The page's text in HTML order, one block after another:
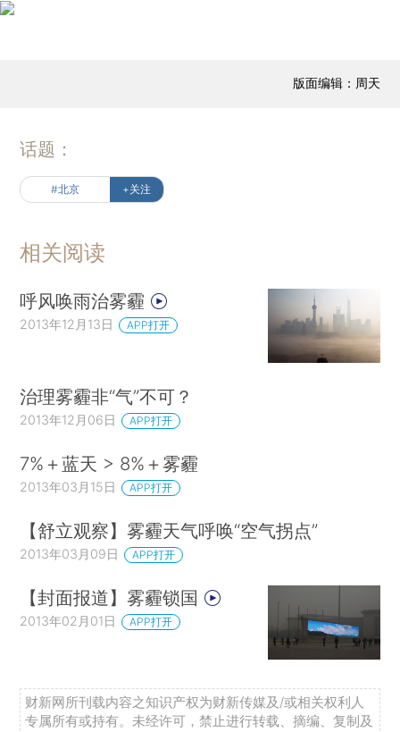
版面编辑：周天
话题：
#北京 +关注
相关阅读
呼风唤雨治雾霾
2013年12月13日 APP打开
治理雾霾非“气”不可？
2013年12月06日 APP打开
7%＋蓝天 > 8%＋雾霾
2013年03月15日 APP打开
【舒立观察】雾霾天气呼唤“空气拐点”
2013年03月09日 APP打开
【封面报道】雾霾锁国
2013年02月01日 APP打开
财新网所刊载内容之知识产权为财新传媒及/或相关权利人
专属所有或持有。未经许可，禁止进行转载、摘编、复制及